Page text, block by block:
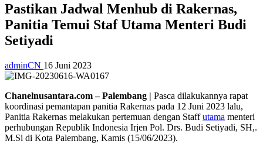
Pastikan Jadwal Menhub di Rakernas,
Panitia Temui Staf Utama Menteri Budi
Setiyadi
adminCN 16 Juni 2023
Chanelnusantara.com – Palembang | Pasca dilakukannya rapat
koordinasi pemantapan panitia Rakernas pada 12 Juni 2023 lalu,
Panitia Rakernas melakukan pertemuan dengan Staffutama menteri
perhubungan Republik Indonesia Irjen Pol. Drs. Budi Setiyadi, SH,.
M.Si di Kota Palembang, Kamis (15/06/2023).